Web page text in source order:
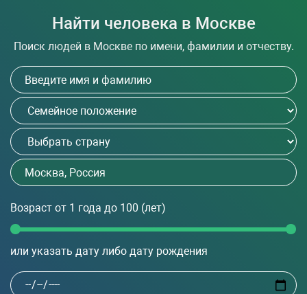
Найти человека в Москве
Поиск людей в Москве по имени, фамилии и отчеству.
Возраст от 1 года до 100 (лет)
или указать дату либо дату рождения